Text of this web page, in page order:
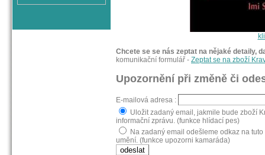
Chcete se se nás zeptat na nějaké detaily,
komunikační formulář - Zeptat se na zboží
Upozornění při změně či
E-mailová adresa :
Uložit zadaný email, jakmile bude zboží
informační zprávu. (funkce hlídací pes)
Na zadaný email odešleme odkaz na
umění. (funkce upozorni kamaráda)